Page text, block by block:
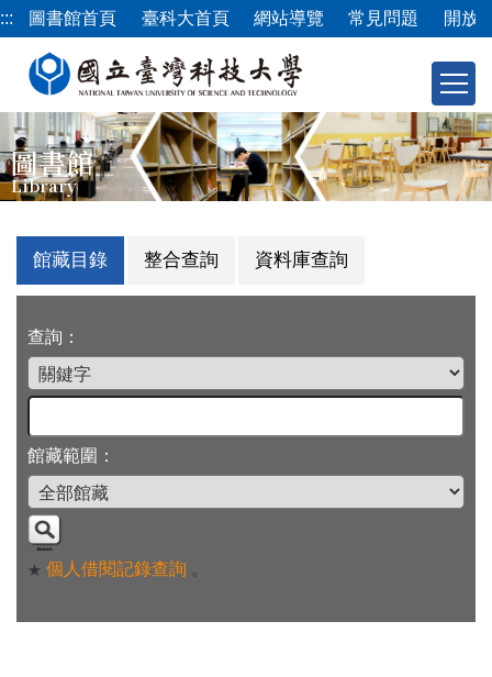
跳
到
內
容
區
::: 圖書館首頁 臺科大首頁 網站導覽 常見問題 開放
圖書館
Library
館藏目錄 整合查詢 資料庫查詢
查詢：
館藏範圍：
★ 個人借閱記錄查詢 。